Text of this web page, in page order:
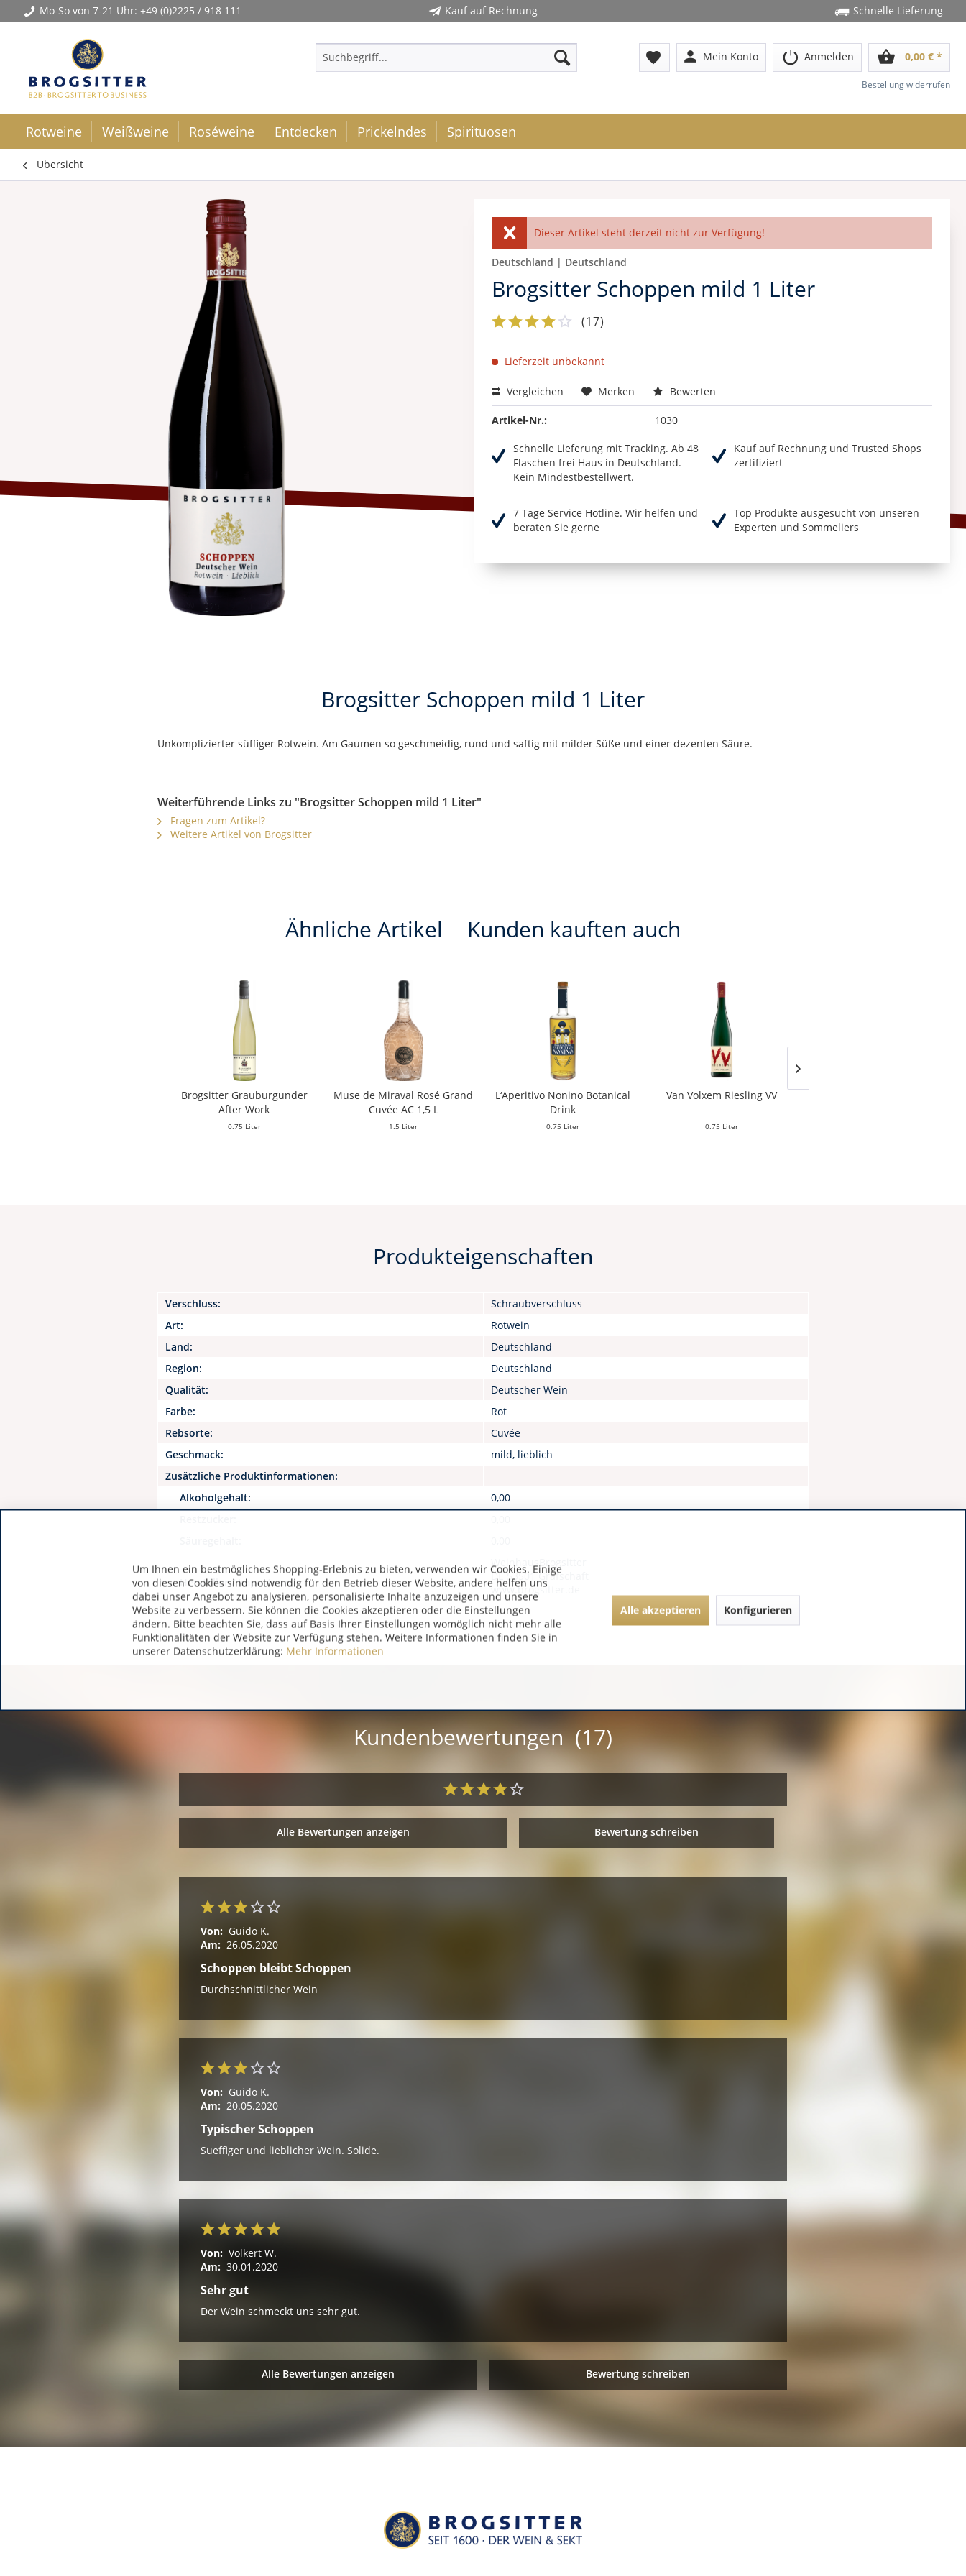
Mo-So von 7-21 Uhr: +49 (0)2225 / 918 111 Kauf auf Rechnung Schnelle Lieferung
favorite person Mein Konto Anmelden shopping_basket 0,00 € *
Bestellung widerrufen
Rotweine Weißweine Roséweine Entdecken Prickelndes Spirituosen
Übersicht
Dieser Artikel steht derzeit nicht zur Verfügung!
Deutschland | Deutschland
Brogsitter Schoppen mild 1 Liter
(17)
Lieferzeit unbekannt
Vergleichen Merken Bewerten
Artikel-Nr.: 1030
Schnelle Lieferung mit Tracking. Ab 48
Flaschen frei Haus in Deutschland.
Kein Mindestbestellwert.
Kauf auf Rechnung und Trusted Shops
zertifiziert
7 Tage Service Hotline. Wir helfen und
beraten Sie gerne
Top Produkte ausgesucht von unseren
Experten und Sommeliers
Brogsitter Schoppen mild 1 Liter
Unkomplizierter süffiger Rotwein. Am Gaumen so geschmeidig, rund und saftig mit milder Süße und einer dezenten Säure.
Weiterführende Links zu "Brogsitter Schoppen mild 1 Liter"
Fragen zum Artikel?
Weitere Artikel von Brogsitter
Ähnliche Artikel Kunden kauften auch
Brogsitter Grauburgunder
After Work
0.75 Liter
Muse de Miraval Rosé Grand
Cuvée AC 1,5 L
1.5 Liter
L‘Aperitivo Nonino Botanical
Drink
0.75 Liter
Van Volxem Riesling VV
0.75 Liter
Produkteigenschaften
Verschluss:
Schraubverschluss
Art:
Rotwein
Land:
Deutschland
Region:
Deutschland
Qualität:
Deutscher Wein
Farbe:
Rot
Rebsorte:
Cuvée
Geschmack:
mild, lieblich
Zusätzliche Produktinformationen:
Alkoholgehalt:
0,00
Hersteller / Importeur:
WeinhausBrogsitter
DE 53501 Grafschaft
www.brogsitter.de
Kundenbewertungen (17)
Alle Bewertungen anzeigen Bewertung schreiben
Von: Guido K.
Am: 26.05.2020
Schoppen bleibt Schoppen
Durchschnittlicher Wein
Von: Guido K.
Am: 20.05.2020
Typischer Schoppen
Sueffiger und lieblicher Wein. Solide.
Von: Volkert W.
Am: 30.01.2020
Sehr gut
Der Wein schmeckt uns sehr gut.
Alle Bewertungen anzeigen Bewertung schreiben
Um Ihnen ein bestmögliches Shopping-Erlebnis zu bieten, verwenden wir Cookies. Einige
von diesen Cookies sind notwendig für den Betrieb dieser Website, andere helfen uns
dabei unser Angebot zu analysieren, personalisierte Inhalte anzuzeigen und unsere
Website zu verbessern. Sie können die Cookies akzeptieren oder die Einstellungen
ändern. Bitte beachten Sie, dass auf Basis Ihrer Einstellungen womöglich nicht mehr alle
Funktionalitäten der Website zur Verfügung stehen. Weitere Informationen finden Sie in
unserer Datenschutzerklärung: Mehr Informationen
Alle akzeptieren Konfigurieren